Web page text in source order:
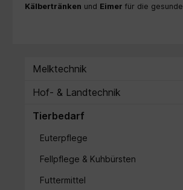
Kälbertränken und Eimer für die
Melktechnik
Hof- & Landtechnik
Tierbedarf
Euterpflege
Fellpflege & Kuhbürsten
Futtermittel